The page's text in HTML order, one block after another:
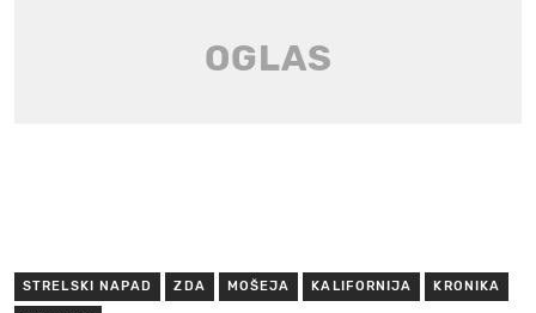
STRELSKI NAPAD ZDA MOŠEJA KALIFORNIJA KRONIKA